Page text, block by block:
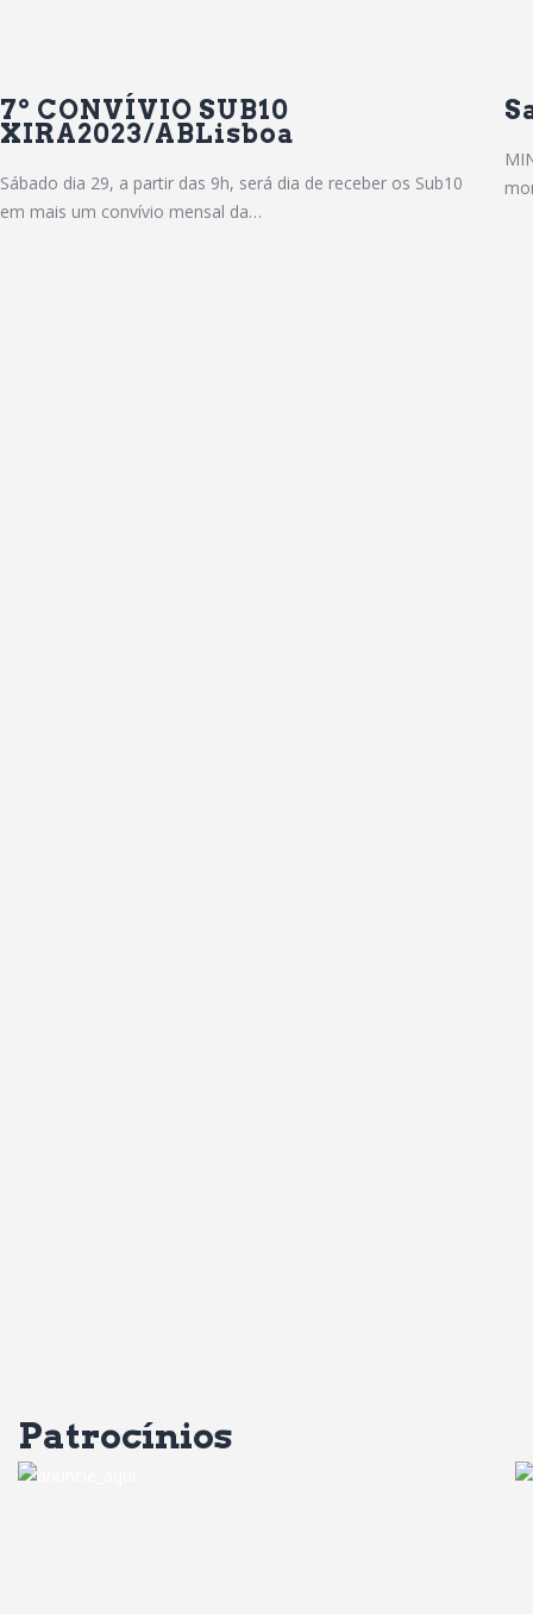
7º CONVÍVIO SUB10
XIRA2023/ABLisboa
Sábado dia 29, a partir das 9h, será dia de receber os Sub10
em mais um convívio mensal da…
Patrocínios